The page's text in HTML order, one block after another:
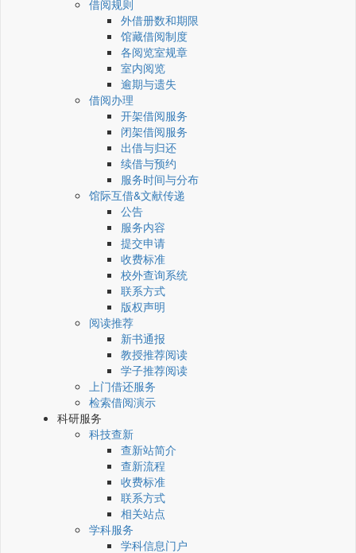
借阅规则
外借册数和期限
馆藏借阅制度
各阅览室规章
室内阅览
逾期与遗失
借阅办理
开架借阅服务
闭架借阅服务
出借与归还
续借与预约
服务时间与分布
馆际互借&文献传递
公告
服务内容
提交申请
收费标准
校外查询系统
联系方式
版权声明
阅读推荐
新书通报
教授推荐阅读
学子推荐阅读
上门借还服务
检索借阅演示
科研服务
科技查新
查新站简介
查新流程
收费标准
联系方式
相关站点
学科服务
学科信息门户